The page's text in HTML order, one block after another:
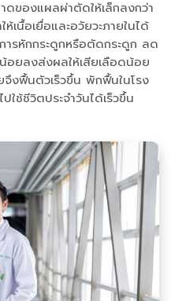
ของแผลผ่าตัดให้เล็กลงกว่า
เนื้อเยื่อและอวัยวะภายในได้
รหักกระดูกหรือตัดกระดูก ลด
อยลงส่งผลให้เสียเลือดน้อย
งฟื้นตัวเร็วขึ้น พักฟื้นในโรง
ช้ชีวิตประจำวันได้เร็วขึ้น